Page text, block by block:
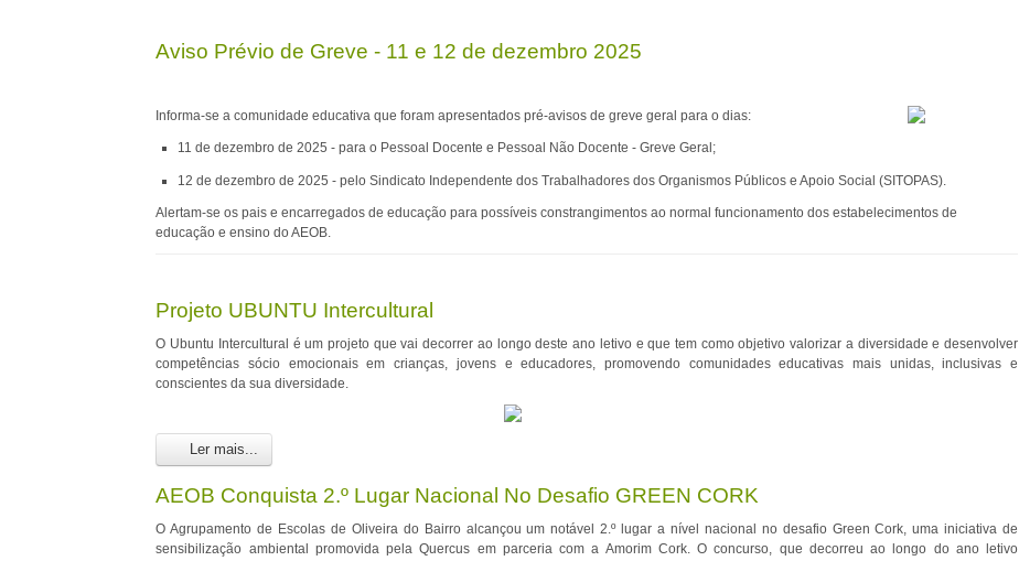
Aviso Prévio de Greve - 11 e 12 de dezembro 2025
Informa-se a comunidade educativa que foram apresentados pré-avisos de greve geral para o dias:
11 de dezembro de 2025 - para o Pessoal Docente e Pessoal Não Docente - Greve Geral;
12 de dezembro de 2025 - pelo Sindicato Independente dos Trabalhadores dos Organismos Públicos e Apoio Social (SITOPAS).
Alertam-se os pais e encarregados de educação para possíveis constrangimentos ao normal funcionamento dos estabelecimentos de
educação e ensino do AEOB.
Projeto UBUNTU Intercultural
O Ubuntu Intercultural é um projeto que vai decorrer ao longo deste ano letivo e que tem como objetivo valorizar a diversidade e desenvolver
competências sócio emocionais em crianças, jovens e educadores, promovendo comunidades educativas mais unidas, inclusivas e
conscientes da sua diversidade.
Ler mais...
AEOB Conquista 2.º Lugar Nacional No Desafio GREEN CORK
O Agrupamento de Escolas de Oliveira do Bairro alcançou um notável 2.º lugar a nível nacional no desafio Green Cork, uma iniciativa de
sensibilização ambiental promovida pela Quercus em parceria com a Amorim Cork. O concurso, que decorreu ao longo do ano letivo